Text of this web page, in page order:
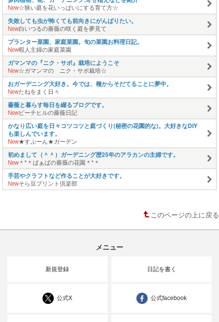
New☆狭い庭を花いっぱいにする育て方☆
失敗しても虫が怖くても前向きにがんばりたい。
New白いつるの薔薇の咲く庭を夢見て
プランター菜園、家庭菜園。旬の菜園お料理日記。
New暇人主婦の家庭菜園
ガマンマの『ニク・サボ』栽培にようこそ
New☆ガマンマの ニク・サボ栽培☆
おガーデニング大好き。今では、種からそだてることに夢中。
Newたねをまく日々
薔薇と暮らす毎日を綴るブログです。
Newピーチヒルの薔薇日記
かなり広い庭を日々コツコツと庭づくり(秘密の花園的な)。大好きなDIY
も楽しんでいます。
New★すぷーん★ガーデン
初めまして（＾＾）ガーデニング歴25年のアラカンの主婦です。
New＊*＊ばぁばの薔薇の花園＊*＊
手芸やクラフトなど作ることが大好きです。
Newそら豆プリント倶楽部
このページの上に戻る
メニュー
新規登録 日記を書く
公式X 公式facebook